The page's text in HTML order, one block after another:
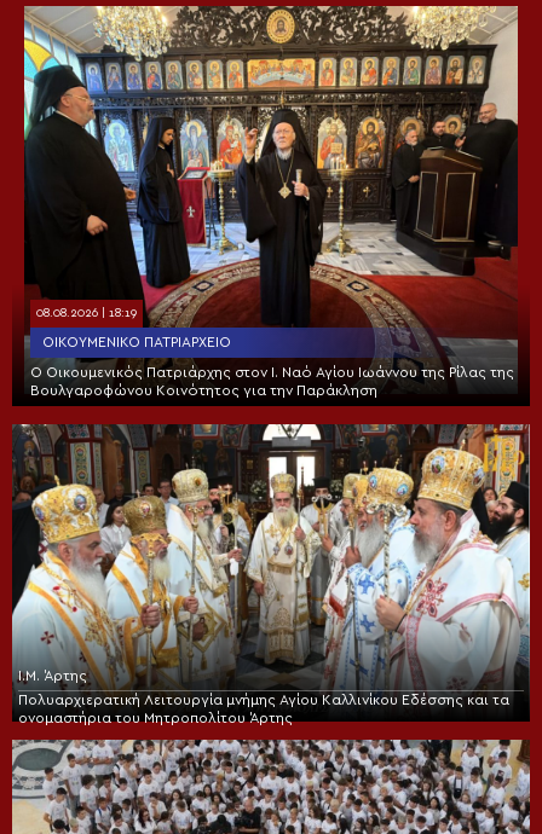
08.08.2026 | 18:19
ΟΙΚΟΥΜΕΝΙΚΌ ΠΑΤΡΙΑΡΧΕΊΟ
Ο Οικουμενικός Πατριάρχης στον I. Ναό Αγίου Ιωάννου της Ρίλας της
Βουλγαροφώνου Κοινότητος για την Παράκληση
Ι.Μ. Άρτης
Πολυαρχιερατική Λειτουργία μνήμης Αγίου Καλλινίκου Εδέσσης και τα
ονομαστήρια του Μητροπολίτου Άρτης